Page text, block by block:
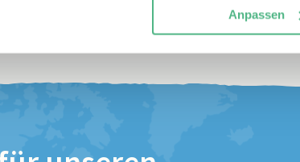
Anpassen